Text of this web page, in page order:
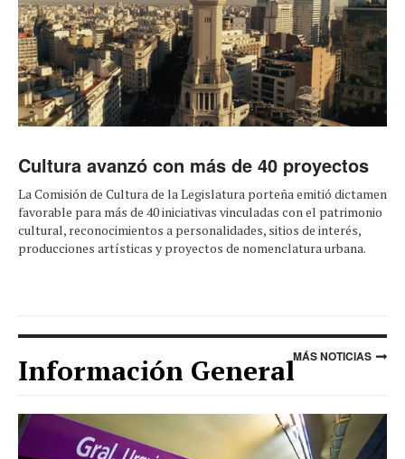
Cultura avanzó con más de 40 proyectos
La Comisión de Cultura de la Legislatura porteña emitió dictamen
favorable para más de 40 iniciativas vinculadas con el patrimonio
cultural, reconocimientos a personalidades, sitios de interés,
producciones artísticas y proyectos de nomenclatura urbana.
Información GeneralMÁS NOTICIAS